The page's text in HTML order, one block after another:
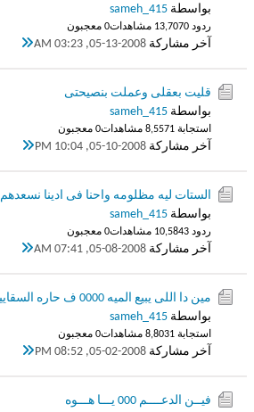
بواسطة sameh_415
ردود 0 13,707 مشاهدات 0 معجبون
آخر مشاركة 05-13-2008, 03:23 AM
قليت بعقلى وعملت بنصيحتى
بواسطة sameh_415
استجابة 1 8,557 مشاهدات 0 معجبون
آخر مشاركة 05-10-2008, 10:04 PM
الستات ليه مظلومه واحنا فى ادينا نسعدهم
بواسطة sameh_415
ردود 3 10,584 مشاهدات 0 معجبون
آخر مشاركة 05-08-2008, 07:41 AM
مين دا اللى يبيع الميه 0000 ف حاره السقايين
بواسطة sameh_415
استجابة 1 8,803 مشاهدات 0 معجبون
آخر مشاركة 05-02-2008, 08:52 PM
فيــن الدعــــم 000 يـــا هـــوه